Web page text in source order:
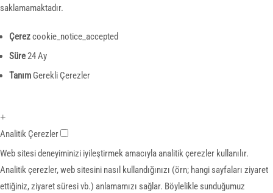
saklamamaktadır.
Çerezcookie_notice_accepted
Süre24 Ay
Tanım Gerekli Çerezler
+
Analitik Çerezler
Web sitesi deneyiminizi iyileştirmek amacıyla analitik çerezler kullanılır.
Analitik çerezler, web sitesini nasıl kullandığınızı (örn; hangi sayfaları ziyaret
ettiğiniz, ziyaret süresi vb.) anlamamızı sağlar. Böylelikle sunduğumuz